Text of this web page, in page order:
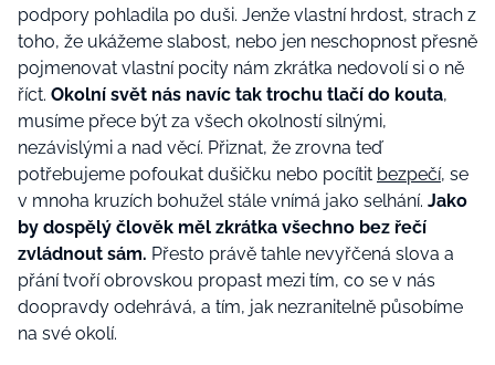
podpory pohladila po duši. Jenže vlastní hrdost, strach z
toho, že ukážeme slabost, nebo jen neschopnost přesně
pojmenovat vlastní pocity nám zkrátka nedovolí si o ně
říct. Okolní svět nás navíc tak trochu tlačí do kouta,
musíme přece být za všech okolností silnými,
nezávislými a nad věcí. Přiznat, že zrovna teď
potřebujeme pofoukat dušičku nebo pocítit bezpečí, se
v mnoha kruzích bohužel stále vnímá jako selhání. Jako
by dospělý člověk měl zkrátka všechno bez řečí
zvládnout sám. Přesto právě tahle nevyřčená slova a
přání tvoří obrovskou propast mezi tím, co se v nás
doopravdy odehrává, a tím, jak nezranitelně působíme
na své okolí.